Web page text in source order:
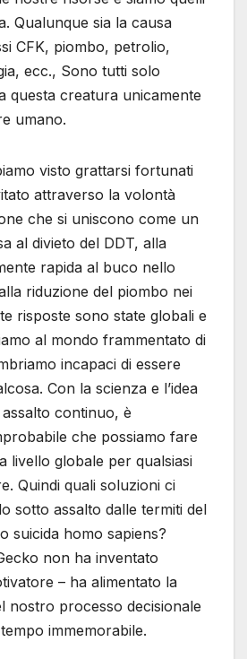
Qualunque sia la causa
CFK, piombo, petrolio,
ecc., Sono tutti solo
questa creatura unicamente
umano.
visto grattarsi fortunati
attraverso la volontà
che si uniscono come un
al divieto del DDT, alla
rapida al buco nello
riduzione del piombo nei
risposte sono state globali e
al mondo frammentato di
incapaci di essere
Con la scienza e l’idea
continuo, è
che possiamo fare
livello globale per qualsiasi
Quindi quali soluzioni ci
sotto assalto dalle termiti del
suicida homo sapiens?
non ha inventato
– ha alimentato la
nostro processo decisionale
immemorabile.